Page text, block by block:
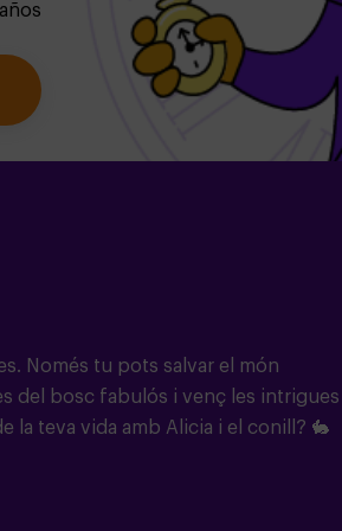
Només tu pots salvar el món
del bosc fabulós i venç les
la teva vida amb Alicia i el conill? 🐇